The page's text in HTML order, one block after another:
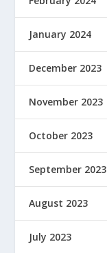
January 2024
December 2023
November 2023
October 2023
September 2023
August 2023
July 2023